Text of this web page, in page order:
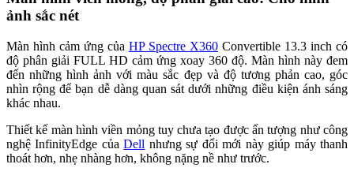
ảnh sắc nét
Màn hình cảm ứng của HP Spectre X360 Convertible 13.3 inch có
độ phân giải FULL HD cảm ứng xoay 360 độ. Màn hình này đem
đến những hình ảnh với màu sắc đẹp và độ tương phản cao, góc
nhìn rộng để bạn dễ dàng quan sát dưới những điều kiện ánh sáng
khác nhau.
Thiết kế màn hình viền mỏng tuy chưa tạo được ấn tượng như công
nghệ InfinityEdge củaDell nhưng sự đổi mới này giúp máy thanh
thoát hơn, nhẹ nhàng hơn, không nặng nề như trước.